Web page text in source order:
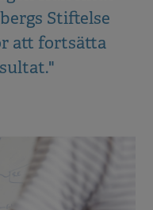
Stiftelse
att fortsätta